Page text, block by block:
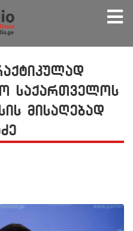
საქართველოს
მისაღებად